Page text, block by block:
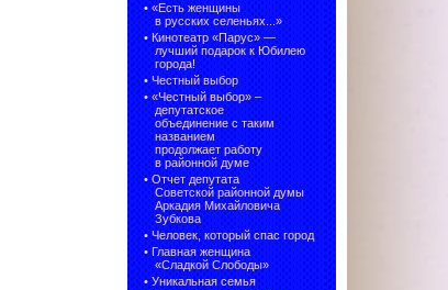
• «Есть женщины
в русских селеньях...»
• Кинотеатр «Парус» —
лучший подарок к Юбилею
города!
• Честный выбор
• «Честный выбор» –
депутатское
объединение с таким
названием
продолжает работу
в районной думе
• Отчет депутата
Советской районной думы
Аркадия Михайловича
Зубкова
• Человек, который спас город
• Главная женщина
«Сладкой Слободы»
• Уникальная семья